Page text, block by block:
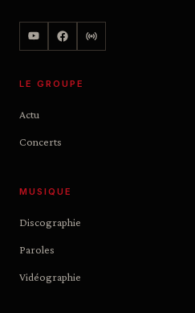
LE GROUPE
Actu
Concerts
MUSIQUE
Discographie
Paroles
Vidéographie